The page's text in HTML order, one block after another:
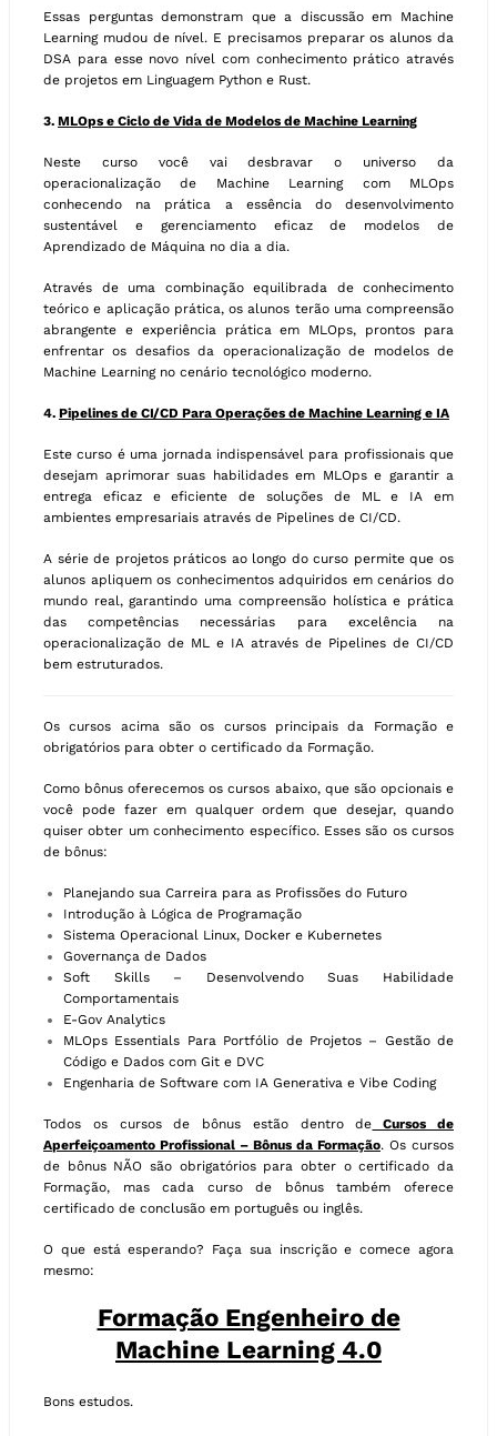
Essas perguntas demonstram que a discussão em Machine
Learning mudou de nível. E precisamos preparar os alunos da
DSA para esse novo nível com conhecimento prático através
de projetos em Linguagem Python e Rust.
3. MLOps e Ciclo de Vida de Modelos de Machine Learning
Neste curso você vai desbravar o universo da
operacionalização de Machine Learning com MLOps
conhecendo na prática a essência do desenvolvimento
sustentável e gerenciamento eficaz de modelos de
Aprendizado de Máquina no dia a dia.
Através de uma combinação equilibrada de conhecimento
teórico e aplicação prática, os alunos terão uma compreensão
abrangente e experiência prática em MLOps, prontos para
enfrentar os desafios da operacionalização de modelos de
Machine Learning no cenário tecnológico moderno.
4. Pipelines de CI/CD Para Operações de Machine Learning e IA
Este curso é uma jornada indispensável para profissionais que
desejam aprimorar suas habilidades em MLOps e garantir a
entrega eficaz e eficiente de soluções de ML e IA em
ambientes empresariais através de Pipelines de CI/CD.
A série de projetos práticos ao longo do curso permite que os
alunos apliquem os conhecimentos adquiridos em cenários do
mundo real, garantindo uma compreensão holística e prática
das competências necessárias para excelência na
operacionalização de ML e IA através de Pipelines de CI/CD
bem estruturados.
Os cursos acima são os cursos principais da Formação e
obrigatórios para obter o certificado da Formação.
Como bônus oferecemos os cursos abaixo, que são opcionais e
você pode fazer em qualquer ordem que desejar, quando
quiser obter um conhecimento específico. Esses são os cursos
de bônus:
Planejando sua Carreira para as Profissões do Futuro
Introdução à Lógica de Programação
Sistema Operacional Linux, Docker e Kubernetes
Governança de Dados
Soft Skills – Desenvolvendo Suas Habilidade
Comportamentais
E-Gov Analytics
MLOps Essentials Para Portfólio de Projetos – Gestão de
Código e Dados com Git e DVC
Engenharia de Software com IA Generativa e Vibe Coding
Todos os cursos de bônus estão dentro de Cursos de
Aperfeiçoamento Profissional – Bônus da Formação. Os cursos
de bônus NÃO são obrigatórios para obter o certificado da
Formação, mas cada curso de bônus também oferece
certificado de conclusão em português ou inglês.
O que está esperando? Faça sua inscrição e comece agora
mesmo:
Formação Engenheiro de
Machine Learning 4.0
Bons estudos.